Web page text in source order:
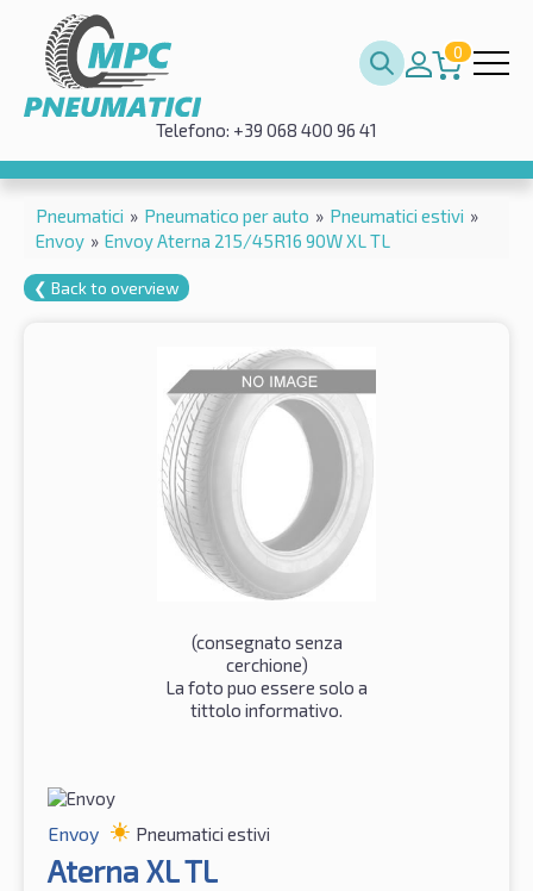
0
Telefono: +39 068 400 96 41
Pneumatici » Pneumatico per auto » Pneumatici estivi »
Envoy » Envoy Aterna 215/45R16 90W XL TL
❮ Back to overview
(consegnato senza
cerchione)
La foto puo essere solo a
tittolo informativo.
Envoy Pneumatici estivi
Aterna XL TL